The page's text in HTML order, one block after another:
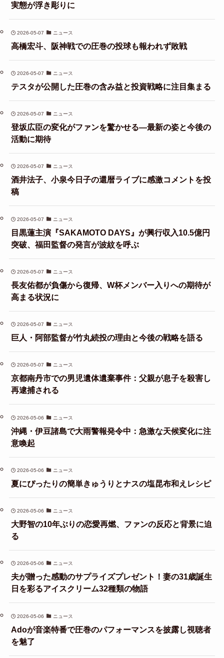
実態が浮き彫りに
2026-05-07 ニュース
高橋宏斗、阪神戦での圧巻の投球も報われず敗戦
2026-05-07 ニュース
テスタが公開した圧巻の含み益と投資戦略に注目集まる
2026-05-07 ニュース
登坂広臣の変化がファンを驚かせる—最新の姿と今後の
活動に期待
2026-05-07 ニュース
酒井法子、小泉今日子の還暦ライブに感激コメントを投
稿
2026-05-07 ニュース
目黒蓮主演『SAKAMOTO DAYS』が興行収入10.5億円
突破、福田監督の発言が波紋を呼ぶ
2026-05-07 ニュース
長友佑都が負傷から復帰、W杯メンバー入りへの期待が
高まる状況に
2026-05-07 ニュース
巨人・阿部監督が竹丸続投の理由と今後の戦略を語る
2026-05-07 ニュース
京都南丹市での男児遺体遺棄事件：父親が息子を殺害し
再逮捕される
2026-05-06 ニュース
沖縄・伊豆諸島で大雨警報発令中：急激な天候変化に注
意喚起
2026-05-06 ニュース
夏にぴったりの簡単きゅうりとナスの塩昆布和えレシピ
2026-05-06 ニュース
大野智の10年ぶりの恋愛再燃、ファンの反応と背景に迫
る
2026-05-06 ニュース
夫が贈った感動のサプライズプレゼント！妻の31歳誕生
日を彩るアイスクリーム32種類の物語
2026-05-06 ニュース
Adoが音楽特番で圧巻のパフォーマンスを披露し視聴者
を魅了